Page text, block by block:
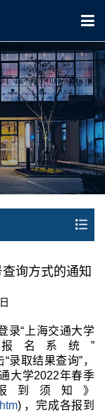
询方式的通知
录“上海交通大学
名系统”
录取结果查询”，
大学2022年春季
到须知》
) ，完成各报到